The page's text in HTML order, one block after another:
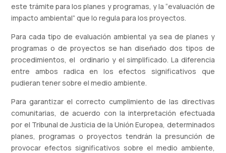
este trámite para los planes y programas, y la “evaluación de
impacto ambiental” que lo regula para los proyectos.
Para cada tipo de evaluación ambiental ya sea de planes y
programas o de proyectos se han diseñado dos tipos de
procedimientos, el ordinario y el simplificado. La diferencia
entre ambos radica en los efectos significativos que
pudieran tener sobre el medio ambiente.
Para garantizar el correcto cumplimiento de las directivas
comunitarias, de acuerdo con la interpretación efectuada
por el Tribunal de Justicia de la Unión Europea, determinados
planes, programas o proyectos tendrán la presunción de
provocar efectos significativos sobre el medio ambiente,